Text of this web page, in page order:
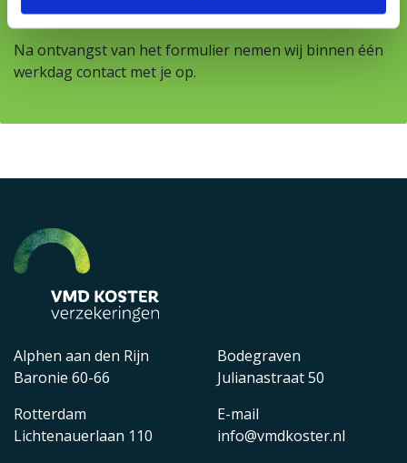
Na ontvangst van het formulier nemen wij binnen één
werkdag contact met je op.
Alphen aan den Rijn
Baronie 60-66
Rotterdam
Lichtenauerlaan 110
Bodegraven
Julianastraat 50
E-mail
info@vmdkoster.nl